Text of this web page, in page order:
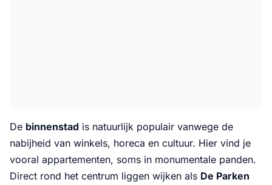
De binnenstad is natuurlijk populair vanwege de
nabijheid van winkels, horeca en cultuur. Hier vind je
vooral appartementen, soms in monumentale panden.
Direct rond het centrum liggen wijken als De Parken